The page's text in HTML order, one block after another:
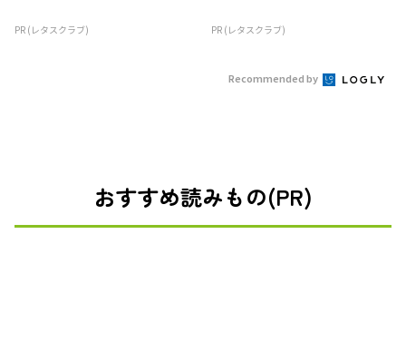
PR (レタスクラブ) PR (レタスクラブ)
Recommended by
おすすめ読みもの(PR)